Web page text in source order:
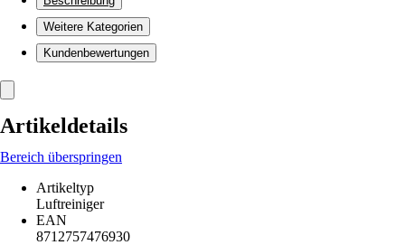
Weitere Kategorien
Kundenbewertungen
Artikeldetails
Bereich überspringen
Artikeltyp
Luftreiniger
EAN
8712757476930